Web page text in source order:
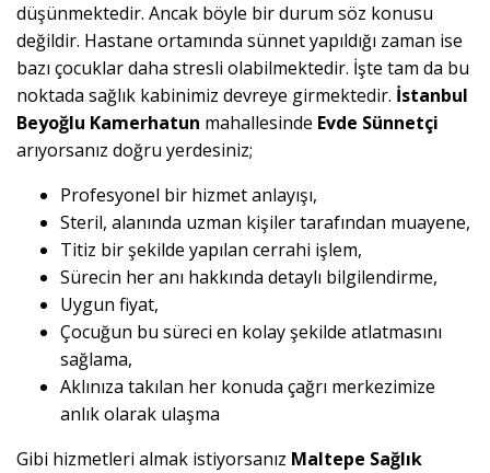
düşünmektedir. Ancak böyle bir durum söz konusu
değildir. Hastane ortamında sünnet yapıldığı zaman ise
bazı çocuklar daha stresli olabilmektedir. İşte tam da bu
noktada sağlık kabinimiz devreye girmektedir. İstanbul
Beyoğlu Kamerhatun mahallesinde Evde Sünnetçi
arıyorsanız doğru yerdesiniz;
Profesyonel bir hizmet anlayışı,
Steril, alanında uzman kişiler tarafından muayene,
Titiz bir şekilde yapılan cerrahi işlem,
Sürecin her anı hakkında detaylı bilgilendirme,
Uygun fiyat,
Çocuğun bu süreci en kolay şekilde atlatmasını
sağlama,
Aklınıza takılan her konuda çağrı merkezimize
anlık olarak ulaşma
Gibi hizmetleri almak istiyorsanız Maltepe Sağlık